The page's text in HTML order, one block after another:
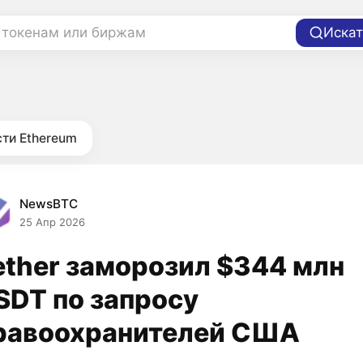
или биржам
Ethereum
NewsBTC
25 Апр 2026
заморозил $344 млн
по запросу
США